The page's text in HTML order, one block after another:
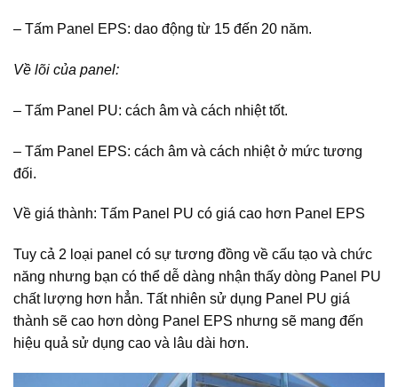
– Tấm Panel EPS: dao động từ 15 đến 20 năm.
Về lõi của panel:
– Tấm Panel PU: cách âm và cách nhiệt tốt.
– Tấm Panel EPS: cách âm và cách nhiệt ở mức tương
đối.
Về giá thành: Tấm Panel PU có giá cao hơn Panel EPS
Tuy cả 2 loại panel có sự tương đồng về cấu tạo và chức
năng nhưng bạn có thể dễ dàng nhận thấy dòng Panel PU
chất lượng hơn hẳn. Tất nhiên sử dụng Panel PU giá
thành sẽ cao hơn dòng Panel EPS nhưng sẽ mang đến
hiệu quả sử dụng cao và lâu dài hơn.